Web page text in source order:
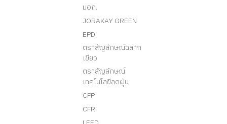
มอก.
JORAKAY GREEN
EPD
ตราสัญลักษณ์ฉลาก
เขียว
ตราสัญลักษณ์
เทคโนโลยีลดฝุ่น
CFP
CFR